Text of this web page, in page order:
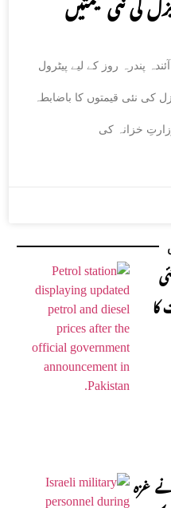
کی نئی قیمتیں
پندرہ روز کے لیے پیٹرول
کی نئی قیمتوں کا باضابطہ
خزانہ کی
کا
نے غزہ